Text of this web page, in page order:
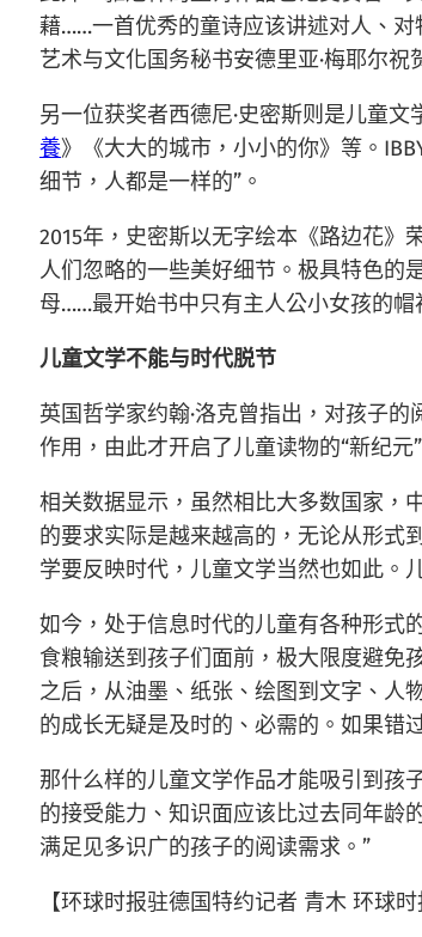
藉……一首优秀的童诗应该讲述对人、对
艺术与文化国务秘书安德里亚·梅耶尔
另一位获奖者西德尼·史密斯则是儿童
養》《大大的城市，小小的你》等。
细节，人都是一样的”。
2015年，史密斯以无字绘本《路边花》
人们忽略的一些美好细节。极具特色的
母……最开始书中只有主人公小女孩的帽
儿童文学不能与时代脱节
英国哲学家约翰·洛克曾指出，对孩子
作用，由此才开启了儿童读物的“新纪
相关数据显示，虽然相比大多数国家，
的要求实际是越来越高的，无论从形式
学要反映时代，儿童文学当然也如此。
如今，处于信息时代的儿童有各种形式
食粮输送到孩子们面前，极大限度避免
之后，从油墨、纸张、绘图到文字、人
的成长无疑是及时的、必需的。如果错
那什么样的儿童文学作品才能吸引到孩
的接受能力、知识面应该比过去同年龄
满足见多识广的孩子的阅读需求。”
【环球时报驻德国特约记者 青木 环球